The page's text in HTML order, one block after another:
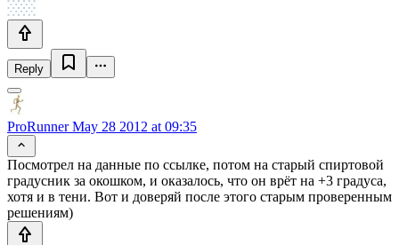
Reply
ProRunnerMay 28 2012 at 09:35
Посмотрел на данные по ссылке, потом на старый спиртовой
градусник за окошком, и оказалось, что он врёт на +3 градуса,
хотя и в тени. Вот и доверяй после этого старым проверенным
решениям)